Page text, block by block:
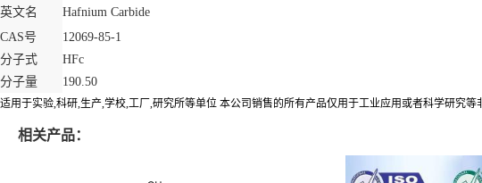
英文名
Hafnium Carbide
CAS号
12069-85-1
分子式
HFc
分子量
190.50
适用于实验,科研,生产,学校,工厂,研究所等单位 本公司销售的所有产品仅用于工业应用或者科学研究等
相关产品：